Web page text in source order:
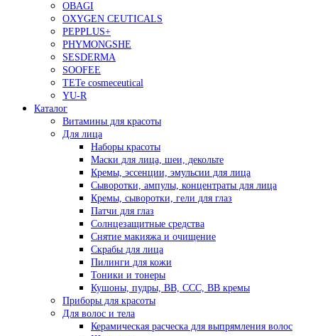
OBAGI
OXYGEN CEUTICALS
PEPPLUS+
PHYMONGSHE
SESDERMA
SOOFEE
TETe cosmeceutical
YU-R
Каталог
Витамины для красоты
Для лица
Наборы красоты
Маски для лица, шеи, декольте
Кремы, эссенции, эмульсии для лица
Сыворотки, ампулы, концентраты для лица
Кремы, сыворотки, гели для глаз
Патчи для глаз
Солнцезащитные средства
Снятие макияжа и очищение
Скрабы для лица
Пилинги для кожи
Тоники и тонеры
Кушоны, пудры, ВВ, ССС, ВВ кремы
Приборы для красоты
Для волос и тела
Керамическая расческа для выпрямления волос